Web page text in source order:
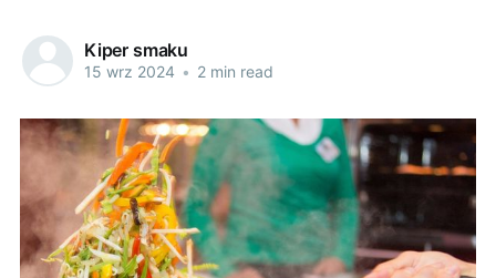
Kiper smaku
15 wrz 2024 • 2 min read